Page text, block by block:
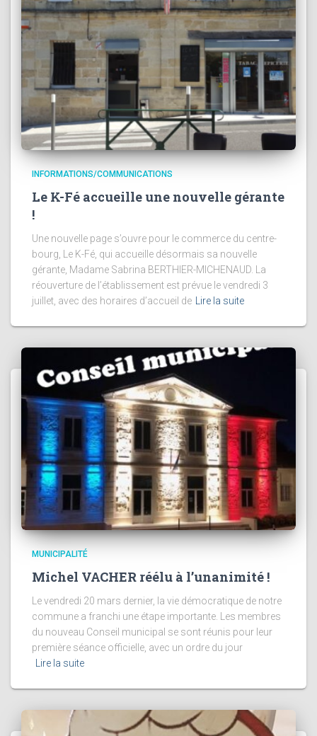
INFORMATIONS/COMMUNICATIONS
Le K-Fé accueille une nouvelle gérante
!
Une nouvelle page s’ouvre pour le commerce du centre-
bourg, Le K-Fé, qui accueille désormais sa nouvelle
gérante, Madame Sabrina BERTHIER-MICHENAUD. La
réouverture de l’établissement est prévue le vendredi 3
juillet, avec des horaires d’accueil de
Lire la suite
MUNICIPALITÉ
Michel VACHER réélu à l’unanimité !
Le vendredi 20 mars dernier, la vie démocratique de notre
commune a franchi une étape importante. Les membres
du nouveau Conseil municipal se sont réunis pour leur
première séance officielle, avec un ordre du jour
Lire la suite